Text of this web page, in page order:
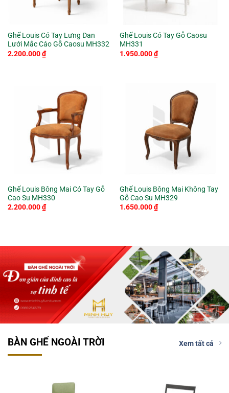
Ghế Louis Có Tay Lưng Đan
Lưới Mắc Cáo Gỗ Caosu MH332
2.200.000₫
Ghế Louis Có Tay Gỗ Caosu
MH331
1.950.000₫
Ghế Louis Bông Mai Có Tay Gỗ
Cao Su MH330
2.200.000₫
Ghế Louis Bông Mai Không Tay
Gỗ Cao Su MH329
1.650.000₫
BÀN GHẾ NGOÀI TRỜI Xem tất cả